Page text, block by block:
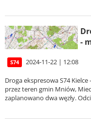
-
S74 2024-11-22 | 12:08
Droga ekspresowa S74
przez teren gmin Mniów,
zaplanowano dwa węzły.